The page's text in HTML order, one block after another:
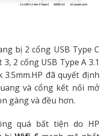
bị 2 cổng USB Type C
2 cổng USB Type A 3.1
3.5mm.HP đã quyết định
và cổng kết nối mở
gàng và đều hơn.
quá bất tiện do HP